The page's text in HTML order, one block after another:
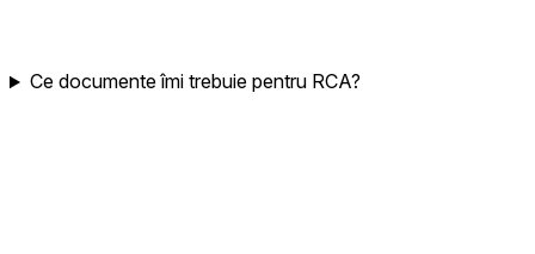
Ce documente îmi trebuie pentru RCA?